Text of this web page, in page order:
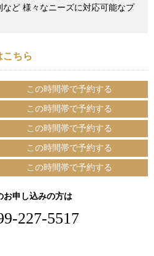
ど 様々なニーズに対応可能なプ
こちら
お申し込みの方は
227-5517